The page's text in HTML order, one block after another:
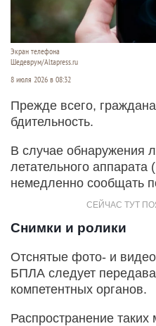
Экран телефона
Шедеврум/Altapress.ru
8 июля 2026 в 08:32
Прежде всего,
бдительность.
В случае обнаружения
летательного аппарата
немедленно сообщать
Снимки и ролики
Отснятые фото- и
БПЛА следует
компетентных органов.
Распространение таких